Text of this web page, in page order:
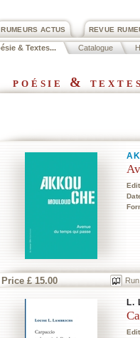
REVUE
RUMEURS ACTUS
& Textes... Catalogue
poésie &
Price £ 15.00
L.